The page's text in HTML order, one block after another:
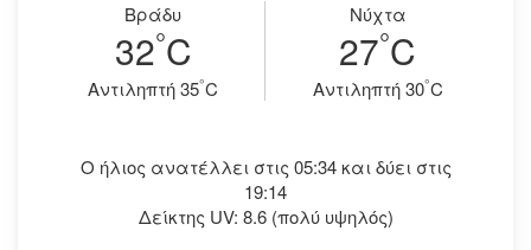
Βράδυ
32°C
Aντιληπτή 35°C
Νύχτα
27°C
Aντιληπτή 30°C
Ο ήλιος ανατέλλει στις 05:34 και δύει στις
19:14
Δείκτης UV: 8.6 (πολύ υψηλός)